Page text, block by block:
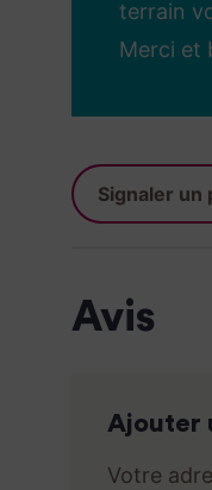
terrain
Merci et
Signaler un
Avis
Ajouter
Votre